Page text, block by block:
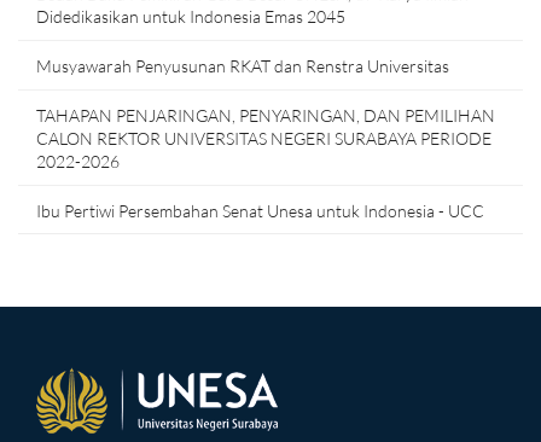
Didedikasikan untuk Indonesia Emas 2045
Musyawarah Penyusunan RKAT dan Renstra Universitas
TAHAPAN PENJARINGAN, PENYARINGAN, DAN PEMILIHAN
CALON REKTOR UNIVERSITAS NEGERI SURABAYA PERIODE
2022-2026
Ibu Pertiwi Persembahan Senat Unesa untuk Indonesia - UCC